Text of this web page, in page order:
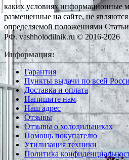
каких условиях информационные
размещенные на сайте, не
определяемой положениями
РФ. vashholodilnik.ru © 2016-2026
Информация:
Гарантия
Пункты выдачи по всей
Доставка и оплата
Напишите нам
Наш адрес
Отзывы
Отзывы о холодильниках
Помощь покупателю
Утилизация техники
Политика